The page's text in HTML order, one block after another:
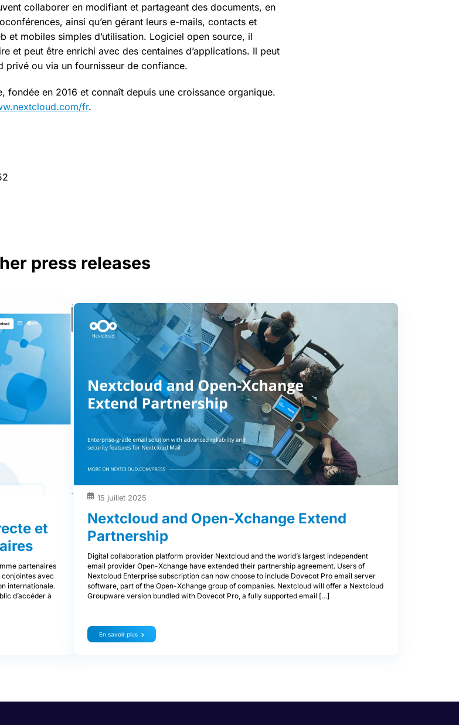
collaborer en modifiant et partageant des documents, en
ainsi qu’en gérant leurs e-mails, contacts et
et mobiles simples d’utilisation. Logiciel open source, il
et peut être enrichi avec des centaines d’applications. Il peut
privé ou via un fournisseur de confiance.
fondée en 2016 et connaît depuis une croissance organique.
fr.
press releases
et
partenaires
avec
internationale.
d’accéder à
15 juillet 2025
Nextcloud and Open-Xchange Extend
Partnership
Digital collaboration platform provider Nextcloud and the world’s largest independent
email provider Open-Xchange have extended their partnership agreement. Users of
Nextcloud Enterprise subscription can now choose to include Dovecot Pro email server
software, part of the Open-Xchange group of companies. Nextcloud will offer a Nextcloud
Groupware version bundled with Dovecot Pro, a fully supported email […]
En savoir plus